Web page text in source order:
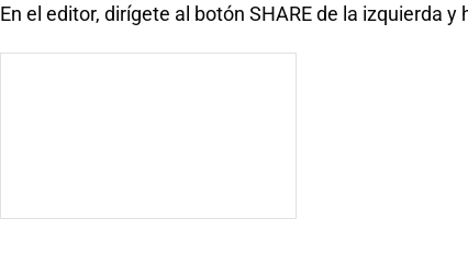
En el editor, dirígete al botón SHARE de la izquierda y